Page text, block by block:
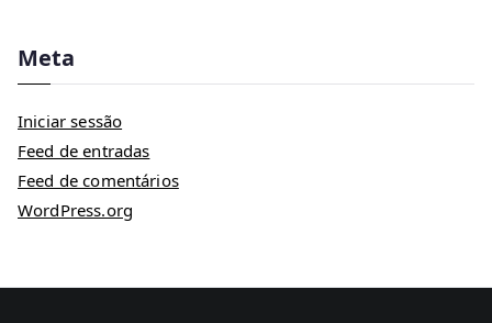
Meta
Iniciar sessão
Feed de entradas
Feed de comentários
WordPress.org